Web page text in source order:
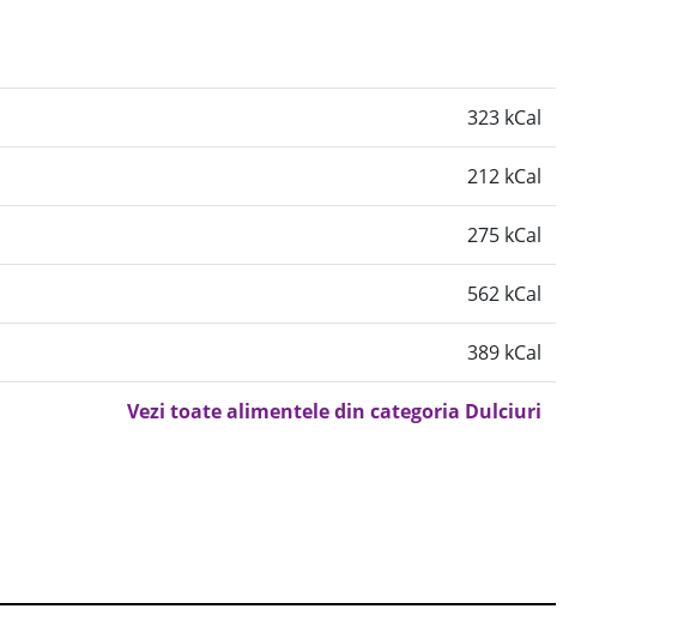
323 kCal
212 kCal
275 kCal
562 kCal
389 kCal
Vezi toate alimentele din categoria Dulciuri